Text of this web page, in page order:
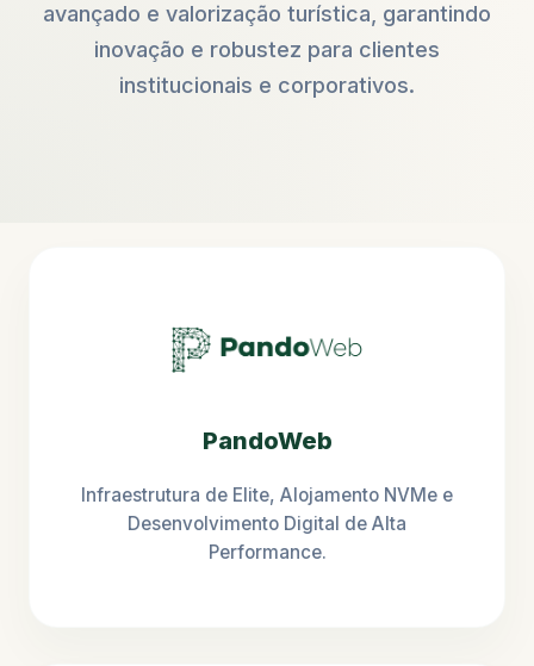
avançado e valorização turística, garantindo
inovação e robustez para clientes
institucionais e corporativos.
PandoWeb
Infraestrutura de Elite, Alojamento NVMe e
Desenvolvimento Digital de Alta
Performance.